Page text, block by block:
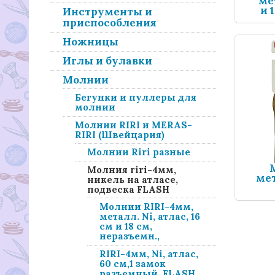
Инструменты и
приспособления
Ножницы
Иглы и булавки
Молнии
Бегунки и пуллеры для
молнии
Молнии RIRI и MERAS-
RIRI (Швейцария)
Молнии Riri разные
Молния riri-4мм,
никель на атласе,
подвеска FLASH
Молнии RIRI-4мм,
металл. Ni, атлас, 16
см и 18 см,
неразъемн.,
RIRI-4мм, Ni, атлас,
60 см,1 замок
и